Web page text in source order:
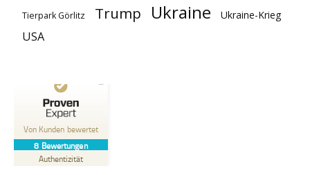
Tierpark Görlitz Trump Ukraine Ukraine-Krieg
USA
Von Kunden bewertet
8 Bewertungen
Authentizität
Kundenbewertungen und Erfahrungen zu
SEHR GUT